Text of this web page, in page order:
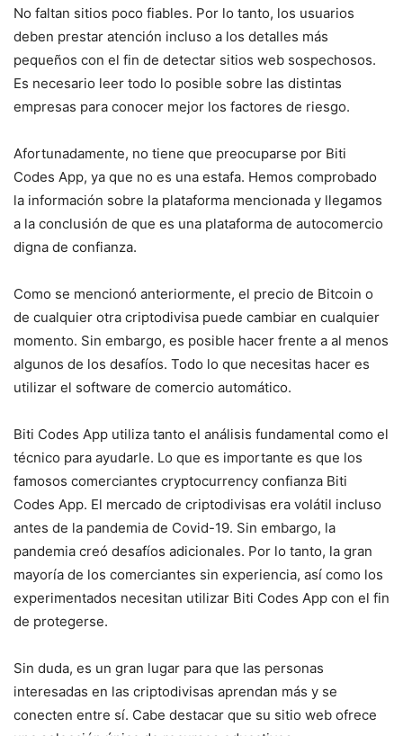
No faltan sitios poco fiables. Por lo tanto, los usuarios
deben prestar atención incluso a los detalles más
pequeños con el fin de detectar sitios web sospechosos.
Es necesario leer todo lo posible sobre las distintas
empresas para conocer mejor los factores de riesgo.
Afortunadamente, no tiene que preocuparse por Biti
Codes App, ya que no es una estafa. Hemos comprobado
la información sobre la plataforma mencionada y llegamos
a la conclusión de que es una plataforma de autocomercio
digna de confianza.
Como se mencionó anteriormente, el precio de Bitcoin o
de cualquier otra criptodivisa puede cambiar en cualquier
momento. Sin embargo, es posible hacer frente a al menos
algunos de los desafíos. Todo lo que necesitas hacer es
utilizar el software de comercio automático.
Biti Codes App utiliza tanto el análisis fundamental como el
técnico para ayudarle. Lo que es importante es que los
famosos comerciantes cryptocurrency confianza Biti
Codes App. El mercado de criptodivisas era volátil incluso
antes de la pandemia de Covid-19. Sin embargo, la
pandemia creó desafíos adicionales. Por lo tanto, la gran
mayoría de los comerciantes sin experiencia, así como los
experimentados necesitan utilizar Biti Codes App con el fin
de protegerse.
Sin duda, es un gran lugar para que las personas
interesadas en las criptodivisas aprendan más y se
conecten entre sí. Cabe destacar que su sitio web ofrece